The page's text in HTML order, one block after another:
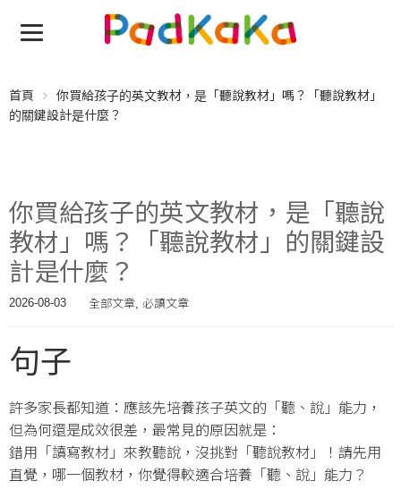
首頁
你買給孩子的英文教材，是「聽說教材」嗎？「聽說教材」
的關鍵設計是什麼？
你買給孩子的英文教材，是「聽說
教材」嗎？「聽說教材」的關鍵設
計是什麼？
2026-08-03 全部文章, 必讀文章
句子
許多家長都知道：應該先培養孩子英文的「聽、說」能力，
但為何還是成效很差，最常見的原因就是：
錯用「讀寫教材」來教聽說，沒挑對「聽說教材」！請先用
直覺，哪一個教材，你覺得較適合培養「聽、說」能力？